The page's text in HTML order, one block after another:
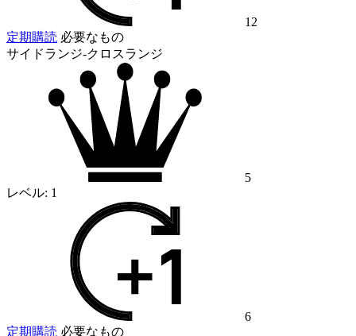
12
定期購読 必要なもの
サイドランジ-クロスランジ
5
レベル: 1
6
定期購読 必要なもの